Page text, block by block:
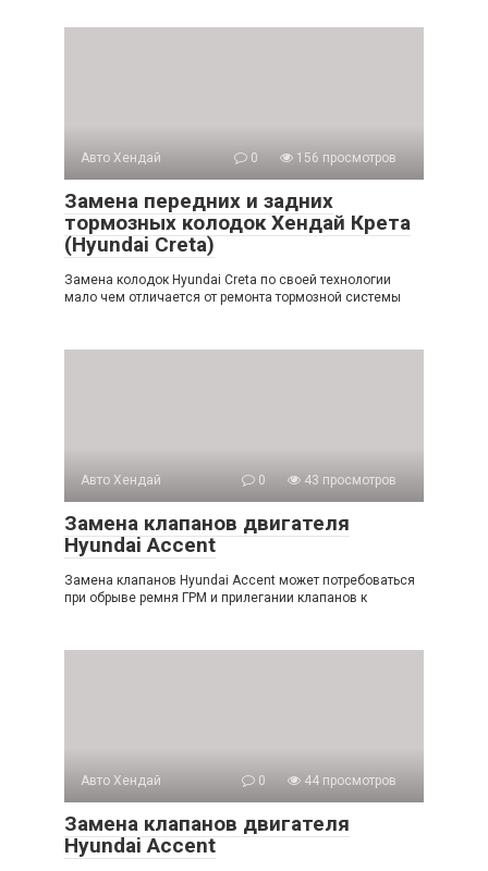
Авто Хендай 0 156 просмотров
Замена передних и задних
тормозных колодок Хендай Крета
(Hyundai Creta)
Замена колодок Hyundai Creta по своей технологии
мало чем отличается от ремонта тормозной системы
Авто Хендай 0 43 просмотров
Замена клапанов двигателя
Hyundai Accent
Замена клапанов Hyundai Accent может потребоваться
при обрыве ремня ГРМ и прилегании клапанов к
Авто Хендай 0 44 просмотров
Замена клапанов двигателя
Hyundai Accent